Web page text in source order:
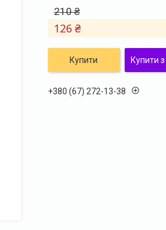
210 ₴
126 ₴
Купити Купити з
+380 (67) 272-13-38